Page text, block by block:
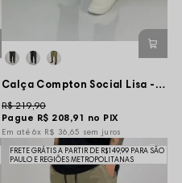
Calça Compton Social Lisa - Preta
Pague R$ 208,91 no PIX
R$ 219,90
6x R$ 36,65 sem juros
FRETE GRÁTIS A PARTIR DE R$149,99 PARA SÃO
PAULO E REGIÕES METROPOLITANAS